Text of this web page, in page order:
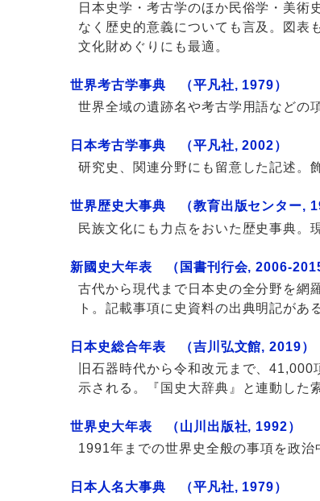
日本史学・考古学のほか民俗学・美
なく歴史的意義についても言及。図表
文化財めぐりにも最適。
世界考古学事典 （平凡社, 1979）
世界全域の遺跡名や考古学用語などの
日本考古学事典 （平凡社, 2002）
研究史、関連分野にも留意した記述。
世界歴史大事典 （教育出版センター,
民族文化にも力点をおいた歴史事典。
新國史大年表 （国書刊行会, 2006-2015
古代から現代まで日本史の全分野を網
ト。記載事項に史資料の出典明記があ
日本史総合年表 （吉川弘文館, 2019）
旧石器時代から令和改元まで、
示される。『国史大辞典』と連動した
世界史大年表 （山川出版社, 1992）
1991年までの世界史全般の事項を政治
日本人名大事典 （平凡社, 1979）